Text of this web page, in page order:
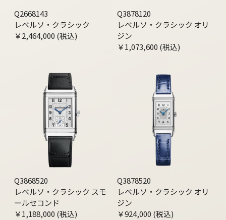
Q2668143
レベルソ・クラシック
￥2,464,000 (税込)
Q3878120
レベルソ・クラシック オリ
ジン
￥1,073,600 (税込)
Q3868520
レベルソ・クラシック スモ
ールセコンド
￥1,188,000 (税込)
Q3878520
レベルソ・クラシック オリ
ジン
￥924,000 (税込)